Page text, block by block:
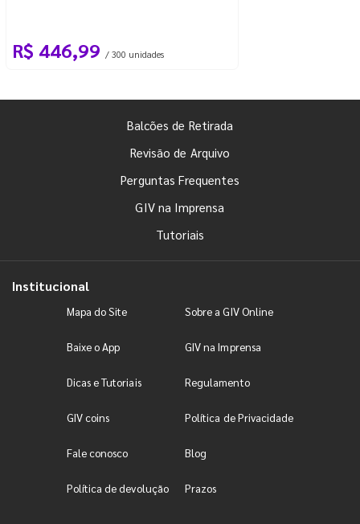
R$ 446,99 / 300 unidades
Balcões de Retirada
Revisão de Arquivo
Perguntas Frequentes
GIV na Imprensa
Tutoriais
Institucional
Mapa do Site Sobre a GIV Online
Baixe o App GIV na Imprensa
Dicas e Tutoriais Regulamento
GIV coins Política de Privacidade
Fale conosco Blog
Política de devolução Prazos